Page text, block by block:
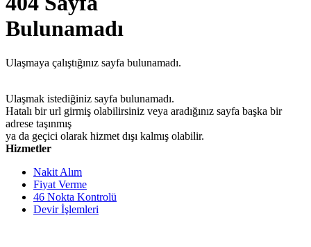
Bulunamadı
Ulaşmaya çalıştığınız sayfa bulunamadı.
Ulaşmak istediğiniz sayfa bulunamadı.
Hatalı bir url girmiş olabilirsiniz veya aradığınız sayfa başka bir
adrese taşınmış
ya da geçici olarak hizmet dışı kalmış olabilir.
Hizmetler
Nakit Alım
Fiyat Verme
46 Nokta Kontrolü
Devir İşlemleri